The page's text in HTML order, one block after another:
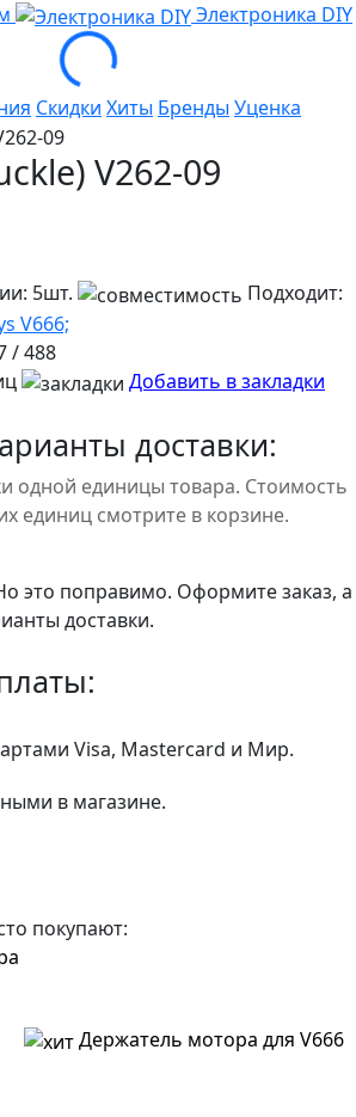
Электроника DIY
Loading...
Скидки Хиты Бренды Уценка
V262-09
5шт.
Подходит:
V666;
/ 488
Добавить в закладки
доставки:
одной единицы товара. Стоимость
единиц смотрите в корзине.
это поправимо. Оформите заказ, а
доставки.
Visa, Mastercard и Мир.
в магазине.
покупают:
Держатель мотора для V666